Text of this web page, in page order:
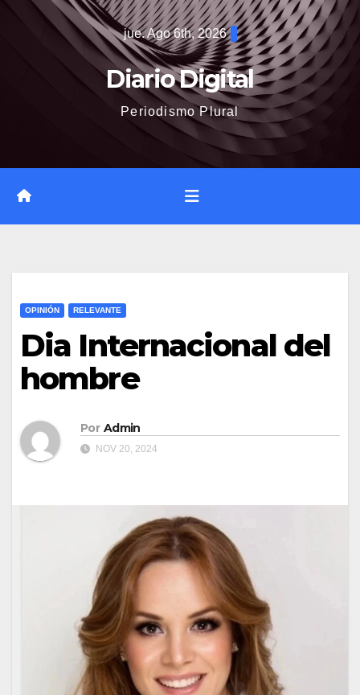
jue. Ago 6th, 2026
Diario Digital
Periodismo Plural
OPINIÓN RELEVANTE
Dia Internacional del
hombre
Por Admin
NOV 20, 2024